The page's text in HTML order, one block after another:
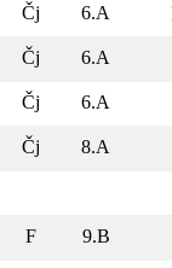
Čj 6.A
Čj 6.A
Čj 6.A
Čj 8.A
F 9.B